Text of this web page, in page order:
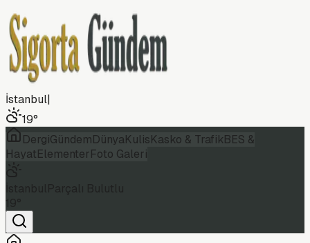
İstanbul|
19°
DergiGündemDünyaKulisKasko & TrafikBES &
HayatElementerFoto Galeri